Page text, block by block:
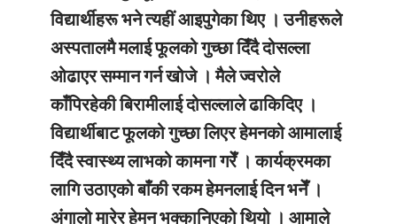
विद्यार्थीहरू भने त्यहीं आइपुगेका थिए । उनीहरूले
अस्पतालमै मलाई फूलको गुच्छा दिँदै दोसल्ला
ओढाएर सम्मान गर्न खोजे । मैले ज्वरोले
काँपिरहेकी बिरामीलाई दोसल्लाले ढाकिदिए ।
विद्यार्थीबाट फूलको गुच्छा लिएर हेमनको आमालाई
दिँदै स्वास्थ्य लाभको कामना गरेँ । कार्यक्रमका
लागि उठाएको बाँकी रकम हेमनलाई दिन भनेँ ।
अंगालो मारेर हेमन भक्कानिएको थियो । आमाले